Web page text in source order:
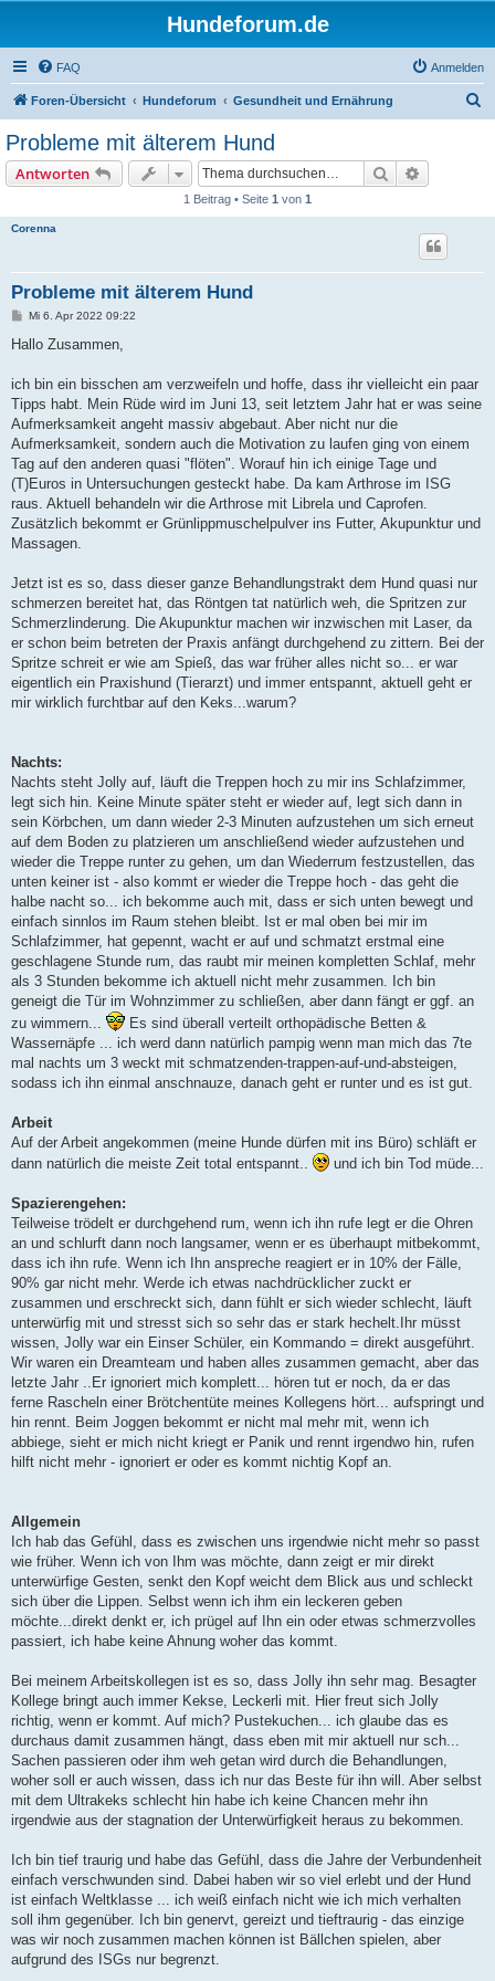
Hundeforum.de
FAQ Anmelden
Foren-Übersicht Hundeforum Gesundheit und Ernährung
Probleme mit älterem Hund
Antworten Suche
1 Beitrag • Seite 1 von 1
Corenna
Probleme mit älterem Hund
B
i
a
Mi 6. Apr 2022 09:22
Hallo Zusammen,
ich bin ein bisschen am verzweifeln und hoffe, dass ihr vielleicht ein paar
Tipps habt. Mein Rüde wird im Juni 13, seit letztem Jahr hat er was seine
Aufmerksamkeit angeht massiv abgebaut. Aber nicht nur die
Aufmerksamkeit, sondern auch die Motivation zu laufen ging von einem
Tag auf den anderen quasi "flöten". Worauf hin ich einige Tage und
(T)Euros in Untersuchungen gesteckt habe. Da kam Arthrose im ISG
raus. Aktuell behandeln wir die Arthrose mit Librela und Caprofen.
Zusätzlich bekommt er Grünlippmuschelpulver ins Futter, Akupunktur und
Massagen.
Jetzt ist es so, dass dieser ganze Behandlungstrakt dem Hund quasi nur
schmerzen bereitet hat, das Röntgen tat natürlich weh, die Spritzen zur
Schmerzlinderung. Die Akupunktur machen wir inzwischen mit Laser, da
er schon beim betreten der Praxis anfängt durchgehend zu zittern. Bei der
Spritze schreit er wie am Spieß, das war früher alles nicht so... er war
eigentlich ein Praxishund (Tierarzt) und immer entspannt, aktuell geht er
mir wirklich furchtbar auf den Keks...warum?
Nachts:
Nachts steht Jolly auf, läuft die Treppen hoch zu mir ins Schlafzimmer,
legt sich hin. Keine Minute später steht er wieder auf, legt sich dann in
sein Körbchen, um dann wieder 2-3 Minuten aufzustehen um sich erneut
auf dem Boden zu platzieren um anschließend wieder aufzustehen und
wieder die Treppe runter zu gehen, um dan Wiederrum festzustellen, das
unten keiner ist - also kommt er wieder die Treppe hoch - das geht die
halbe nacht so... ich bekomme auch mit, dass er sich unten bewegt und
einfach sinnlos im Raum stehen bleibt. Ist er mal oben bei mir im
Schlafzimmer, hat gepennt, wacht er auf und schmatzt erstmal eine
geschlagene Stunde rum, das raubt mir meinen kompletten Schlaf, mehr
als 3 Stunden bekomme ich aktuell nicht mehr zusammen. Ich bin
geneigt die Tür im Wohnzimmer zu schließen, aber dann fängt er ggf. an
zu wimmern...
Es sind überall verteilt orthopädische Betten &
Wassernäpfe ... ich werd dann natürlich pampig wenn man mich das 7te
mal nachts um 3 weckt mit schmatzenden-trappen-auf-und-absteigen,
sodass ich ihn einmal anschnauze, danach geht er runter und es ist gut.
Arbeit
Auf der Arbeit angekommen (meine Hunde dürfen mit ins Büro) schläft er
dann natürlich die meiste Zeit total entspannt..
und ich bin Tod müde...
Spazierengehen:
Teilweise trödelt er durchgehend rum, wenn ich ihn rufe legt er die Ohren
an und schlurft dann noch langsamer, wenn er es überhaupt mitbekommt,
dass ich ihn rufe. Wenn ich Ihn anspreche reagiert er in 10% der Fälle,
90% gar nicht mehr. Werde ich etwas nachdrücklicher zuckt er
zusammen und erschreckt sich, dann fühlt er sich wieder schlecht, läuft
unterwürfig mit und stresst sich so sehr das er stark hechelt.Ihr müsst
wissen, Jolly war ein Einser Schüler, ein Kommando = direkt ausgeführt.
Wir waren ein Dreamteam und haben alles zusammen gemacht, aber das
letzte Jahr ..Er ignoriert mich komplett... hören tut er noch, da er das
ferne Rascheln einer Brötchentüte meines Kollegens hört... aufspringt und
hin rennt. Beim Joggen bekommt er nicht mal mehr mit, wenn ich
abbiege, sieht er mich nicht kriegt er Panik und rennt irgendwo hin, rufen
hilft nicht mehr - ignoriert er oder es kommt nichtig Kopf an.
Allgemein
Ich hab das Gefühl, dass es zwischen uns irgendwie nicht mehr so passt
wie früher. Wenn ich von Ihm was möchte, dann zeigt er mir direkt
unterwürfige Gesten, senkt den Kopf weicht dem Blick aus und schleckt
sich über die Lippen. Selbst wenn ich ihm ein leckeren geben
möchte...direkt denkt er, ich prügel auf Ihn ein oder etwas schmerzvolles
passiert, ich habe keine Ahnung woher das kommt.
Bei meinem Arbeitskollegen ist es so, dass Jolly ihn sehr mag. Besagter
Kollege bringt auch immer Kekse, Leckerli mit. Hier freut sich Jolly
richtig, wenn er kommt. Auf mich? Pustekuchen... ich glaube das es
durchaus damit zusammen hängt, dass eben mit mir aktuell nur sch...
Sachen passieren oder ihm weh getan wird durch die Behandlungen,
woher soll er auch wissen, dass ich nur das Beste für ihn will. Aber selbst
mit dem Ultrakeks schlecht hin habe ich keine Chancen mehr ihn
irgendwie aus der stagnation der Unterwürfigkeit heraus zu bekommen.
Ich bin tief traurig und habe das Gefühl, dass die Jahre der Verbundenheit
einfach verschwunden sind. Dabei haben wir so viel erlebt und der Hund
ist einfach Weltklasse ... ich weiß einfach nicht wie ich mich verhalten
soll ihm gegenüber. Ich bin genervt, gereizt und tieftraurig - das einzige
was wir noch zusammen machen können ist Bällchen spielen, aber
aufgrund des ISGs nur begrenzt.